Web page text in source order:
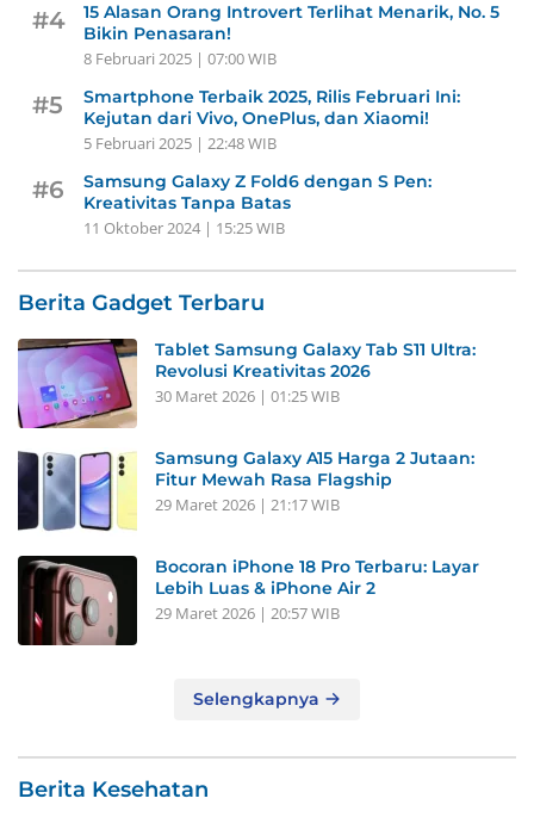
#4
15 Alasan Orang Introvert Terlihat Menarik, No. 5
Bikin Penasaran!
8 Februari 2025 | 07:00 WIB
#5
Smartphone Terbaik 2025, Rilis Februari Ini:
Kejutan dari Vivo, OnePlus, dan Xiaomi!
5 Februari 2025 | 22:48 WIB
#6
Samsung Galaxy Z Fold6 dengan S Pen:
Kreativitas Tanpa Batas
11 Oktober 2024 | 15:25 WIB
Berita Gadget Terbaru
Tablet Samsung Galaxy Tab S11 Ultra:
Revolusi Kreativitas 2026
30 Maret 2026 | 01:25 WIB
Samsung Galaxy A15 Harga 2 Jutaan:
Fitur Mewah Rasa Flagship
29 Maret 2026 | 21:17 WIB
Bocoran iPhone 18 Pro Terbaru: Layar
Lebih Luas & iPhone Air 2
29 Maret 2026 | 20:57 WIB
Selengkapnya
Berita Kesehatan